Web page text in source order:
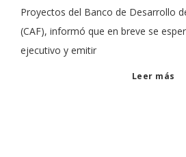
Proyectos del Banco de Desarrollo
(CAF), informó que en breve se
ejecutivo y emitir
Leer más